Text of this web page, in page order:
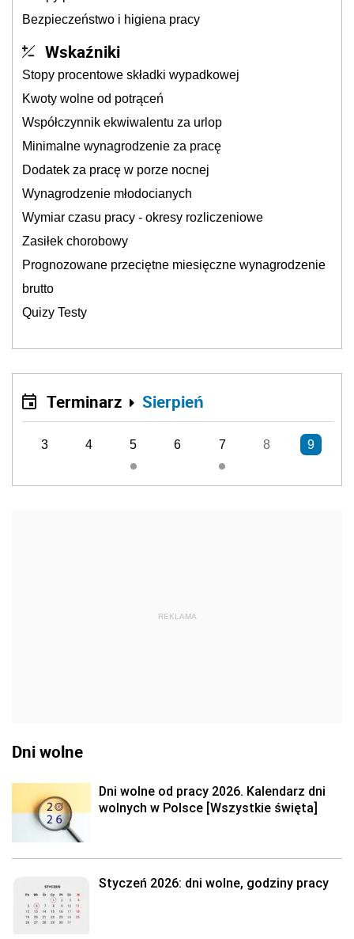
Bezpieczeństwo i higiena pracy
Wskaźniki
Stopy procentowe składki wypadkowej
Kwoty wolne od potrąceń
Współczynnik ekwiwalentu za urlop
Minimalne wynagrodzenie za pracę
Dodatek za pracę w porze nocnej
Wynagrodzenie młodocianych
Wymiar czasu pracy - okresy rozliczeniowe
Zasiłek chorobowy
Prognozowane przeciętne miesięczne wynagrodzenie
brutto
Quizy Testy
Terminarz Sierpień
3 4 5 6 7 8 9
REKLAMA
Dni wolne
Dni wolne od pracy 2026. Kalendarz dni
wolnych w Polsce [Wszystkie święta]
Styczeń 2026: dni wolne, godziny pracy